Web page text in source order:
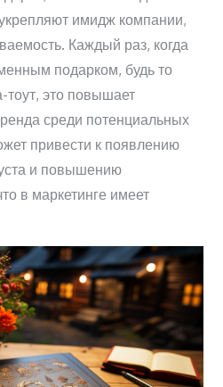
имидж компании,
Каждый раз, когда
подарком, будь то
тоут, это повышает
среди потенциальных
привести к появлению
и повышению
в маркетинге имеет